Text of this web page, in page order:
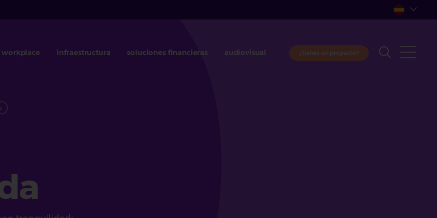
workplace infraestructura soluciones financieras audiovisual ¿tienes un proyecto?